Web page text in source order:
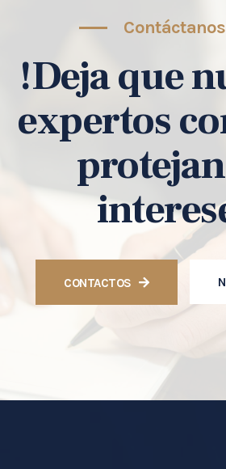
!Deja que
expertos
CONTACTOS